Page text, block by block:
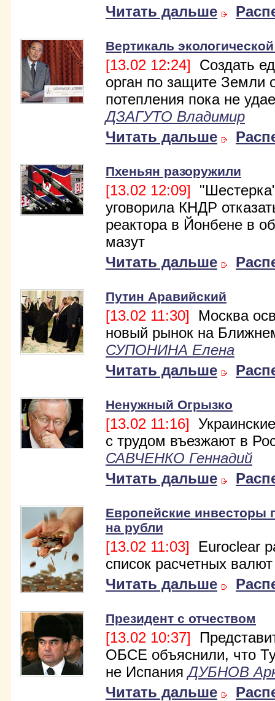
Читать дальше
Вертикаль
[13.02 12:24] Создать
орган по защите Земли
потепления пока не
ДЗАГУТО Владимир
Читать дальше
Пхеньян разоружили
[13.02 12:09]
уговорила КНДР
реактора в Йонбене в
мазут
Читать дальше
Путин Аравийский
[13.02 11:30] Москва
новый рынок на
СУПОНИНА Елена
Читать дальше
Ненужный Огрызко
[13.02 11:16]
с трудом въезжают в
САВЧЕНКО Геннадий
Читать дальше
Европейские инвесторы
на рубли
[13.02 11:03] Euroclear
список расчетных валют
Читать дальше
Президент с отчеством
[13.02 10:37]
ОБСЕ объяснили, что
не ИспанияДУБНОВ
Читать дальше